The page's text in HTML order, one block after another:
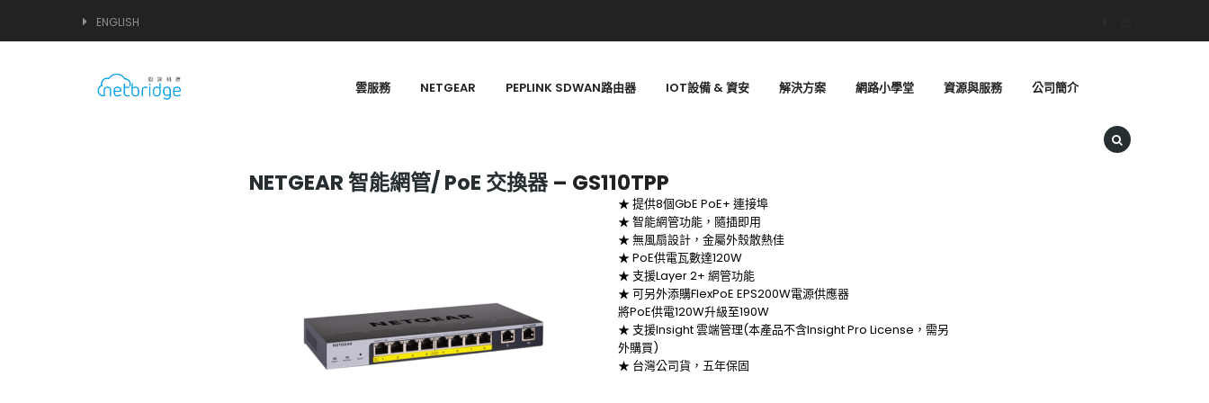
ENGLISH
雲服務 NETGEAR PEPLINK SDWAN路由器 IOT設備 & 資安 解決方案 網路小學堂 資源與服務 公司簡介
NETGEAR 智能網管/PoE 交換器 – GS110TPP
★ 提供8個GbE PoE+ 連接埠
★ 智能網管功能，隨插即用
★ 無風扇設計，金屬外殼散熱佳
★ PoE供電瓦數達120W
★ 支援Layer 2+ 網管功能
★ 可另外添購FlexPoE EPS200W電源供應器
將PoE供電120W升級至190W
★ 支援Insight 雲端管理(本產品不含Insight Pro License，需另
外購買)
★ 台灣公司貨，五年保固